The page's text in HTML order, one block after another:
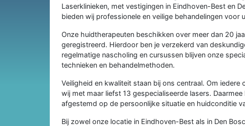
Laserklinieken, met vestigingen in Eindhoven-Best en
bieden wij professionele en veilige behandelingen voor
Onze huidtherapeuten beschikken over meer dan 20
geregistreerd. Hierdoor ben je verzekerd van
regelmatige nascholing en cursussen blijven onze
technieken en behandelmethoden.
Veiligheid en kwaliteit staan bij ons centraal. Om
wij met maar liefst 13 gespecialiseerde lasers.
afgestemd op de persoonlijke situatie en huidconditie
Bij zowel onze locatie in Eindhoven-Best als in Den